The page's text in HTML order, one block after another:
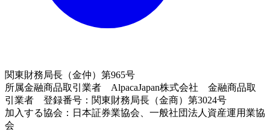
関東財務局長（金仲）第965号
所属金融商品取引業者 AlpacaJapan株式会社 金融商品取
引業者 登録番号：関東財務局長（金商）第3024号
加入する協会：日本証券業協会、一般社団法人資産運用業協
会